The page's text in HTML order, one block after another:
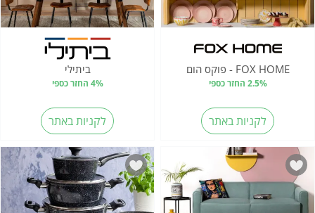
FOX HOME - פוקס הום
2.5% החזר כספי
לקניות באתר
ביתילי
4% החזר כספי
לקניות באתר